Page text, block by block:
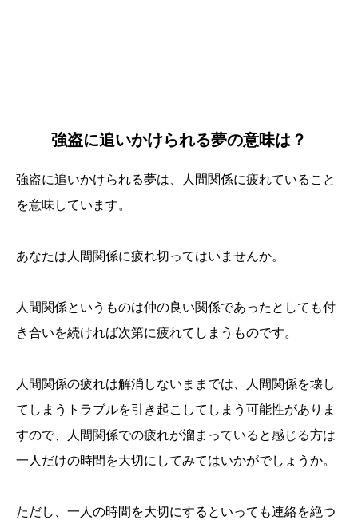
強盗に追いかけられる夢の意味は？
強盗に追いかけられる夢は、人間関係に疲れていること
を意味しています。
あなたは人間関係に疲れ切ってはいませんか。
人間関係というものは仲の良い関係であったとしても付
き合いを続ければ次第に疲れてしまうものです。
人間関係の疲れは解消しないままでは、人間関係を壊し
てしまうトラブルを引き起こしてしまう可能性がありま
すので、人間関係での疲れが溜まっていると感じる方は
一人だけの時間を大切にしてみてはいかがでしょうか。
ただし、一人の時間を大切にするといっても連絡を絶つ